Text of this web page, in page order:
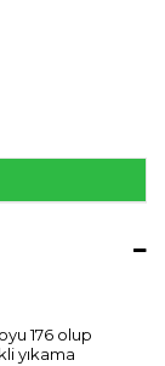
176 olup
yıkama